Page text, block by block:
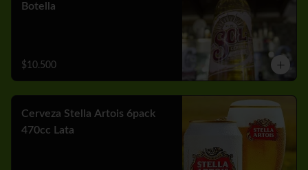
Botella
$10.500
Cerveza Stella Artois 6pack
470cc Lata